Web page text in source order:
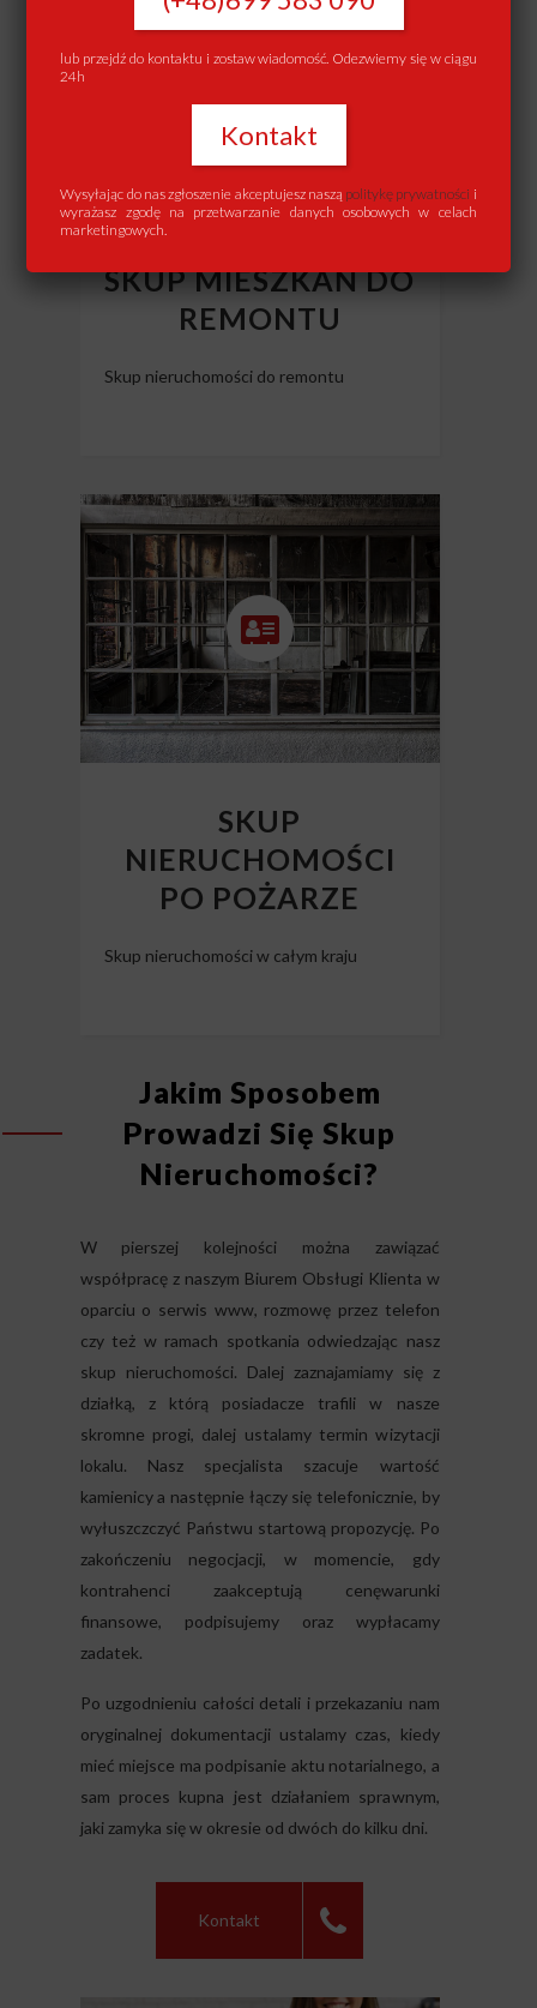
SKUP MIESZKAŃ DO
REMONTU
Skup nieruchomości do remontu
SKUP
NIERUCHOMOŚCI
PO POŻARZE
Skup nieruchomości w całym kraju
Jakim Sposobem
Prowadzi Się Skup
Nieruchomości?
W pierszej kolejności można zawiązać
współpracę z naszym Biurem Obsługi Klienta w
oparciu o serwis www, rozmowę przez telefon
czy też w ramach spotkania odwiedzając nasz
skup nieruchomości. Dalej zaznajamiamy się z
działką, z którą posiadacze trafili w nasze
skromne progi, dalej ustalamy termin wizytacji
lokalu. Nasz specjalista szacuje wartość
kamienicy a następnie łączy się telefonicznie, by
wyłuszczczyć Państwu startową propozycję. Po
zakończeniu negocjacji, w momencie, gdy
kontrahenci zaakceptują cenęwarunki
finansowe, podpisujemy oraz wypłacamy
zadatek.
Po uzgodnieniu całości detali i przekazaniu nam
oryginalnej dokumentacji ustalamy czas, kiedy
mieć miejsce ma podpisanie aktu notarialnego, a
sam proces kupna jest działaniem sprawnym,
jaki zamyka się w okresie od dwóch do kilku dni.
Kontakt
lub przejdź do kontaktu i zostaw wiadomość. Odezwiemy się w ciągu
24h
Kontakt
Wysyłając do nas zgłoszenie akceptujesz naszą politykę prywatności i
wyrażasz zgodę na przetwarzanie danych osobowych w celach
marketingowych.